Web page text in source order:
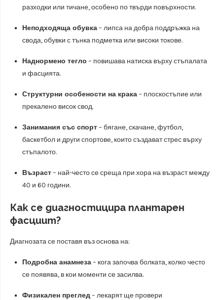
разходки или тичане, особено по твърди повърхности.
Неподходяща обувка– липса на добра поддръжка на
свода, обувки с тънка подметка или високи токове.
Наднормено тегло – повишава натиска върху стъпалата
и фасцията.
Структурни особености на крака– плоскостъпие или
прекалено висок свод.
Занимания със спорт– бягане, скачане, футбол,
баскетбол и други спортове, които създават стрес върху
стъпалото.
Възраст– най-често се среща при хора на възраст между
40 и 60 години.
Как се диагностицира плантарен
фасциит?
Диагнозата се поставя въз основа на:
Подробна анамнеза– кога започва болката, колко често
се появява, в кои моменти се засилва.
Физикален преглед– лекарят ще провери